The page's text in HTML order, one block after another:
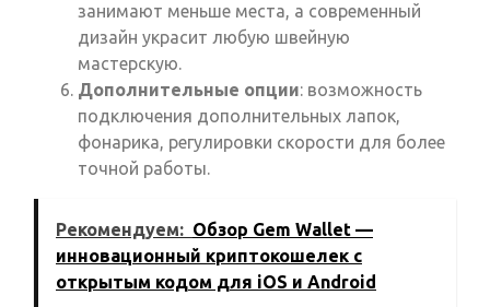
занимают меньше места, а современный
дизайн украсит любую швейную
мастерскую.
Дополнительные опции: возможность
подключения дополнительных лапок,
фонарика, регулировки скорости для более
точной работы.
Рекомендуем: Обзор Gem Wallet —
инновационный криптокошелек с
открытым кодом для iOS и Android